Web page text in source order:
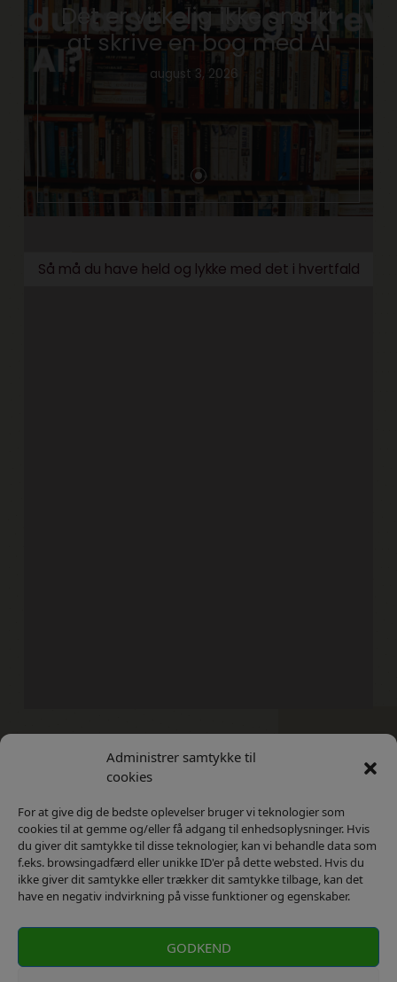
Administrer samtykke til
cookies
For at give dig de bedste oplevelser bruger vi teknologier som
cookies til at gemme og/eller få adgang til enhedsoplysninger. Hvis
du giver dit samtykke til disse teknologier, kan vi behandle data som
f.eks. browsingadfærd eller unikke ID'er på dette websted. Hvis du
ikke giver dit samtykke eller trækker dit samtykke tilbage, kan det
have en negativ indvirkning på visse funktioner og egenskaber.
GODKEND
Det er virkelig ikke smart
at skrive en bog med AI
august 3, 2026
Så må du have held og lykke med det i hvertfald
Kontakt